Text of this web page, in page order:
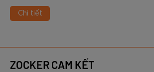
để chơi hiệu quả và hạn chế chấn thương
Chi tiết
ZOCKER CAM KẾT